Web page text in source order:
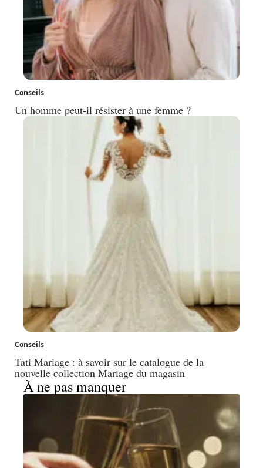
Conseils
Un homme peut-il résister à une femme ?
Conseils
Tati Mariage : à savoir sur le catalogue de la
nouvelle collection Mariage du magasin
À ne pas manquer